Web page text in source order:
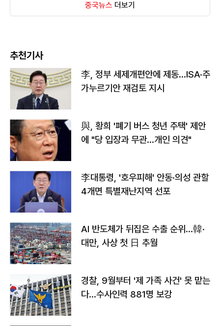
중국뉴스 더보기
추천기사
李, 정부 세제개편안에 제동…ISA·주
가누르기안 재검토 지시
與, 황희 '폐기 버스 청년 주택' 제안
에 "당 입장과 무관…개인 의견"
李대통령, '호우피해' 안동·의성 관할
4개면 특별재난지역 선포
AI 반도체가 뒤집은 수출 순위…韓·
대만, 사상 첫 日 추월
경찰, 9월부터 '제 가족 사건' 못 맡는
다…수사인력 881명 보강